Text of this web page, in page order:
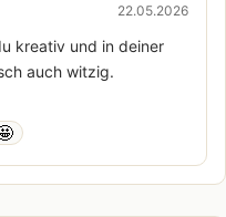
22.05.2026
kreativ und in deiner
auch witzig.